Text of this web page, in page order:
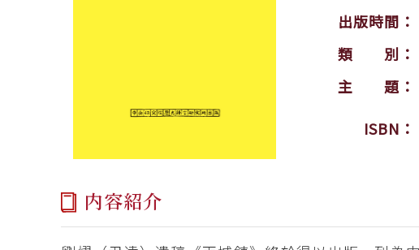
出版時間：
類 別：
主 題：
ISBN：
内容紹介